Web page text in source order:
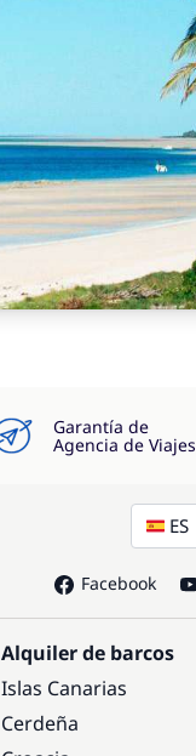
Garantía de
Agencia de Viajes
ES
Facebook
Alquiler de barcos
Islas Canarias
Cerdeña